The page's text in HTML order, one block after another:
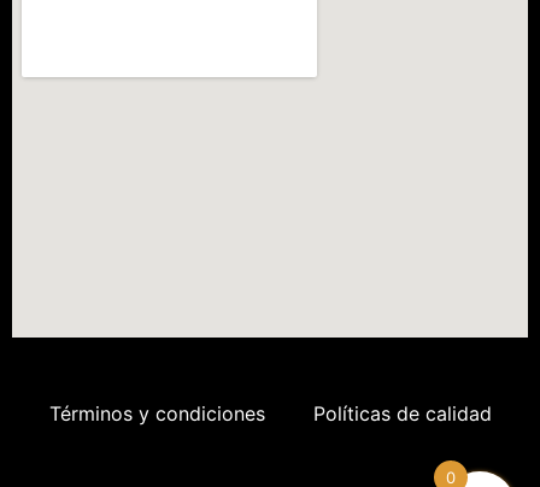
Términos y condiciones Políticas de calidad
0